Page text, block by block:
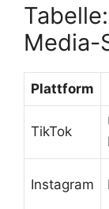
Media-
Plattform
TikTok
Instagram